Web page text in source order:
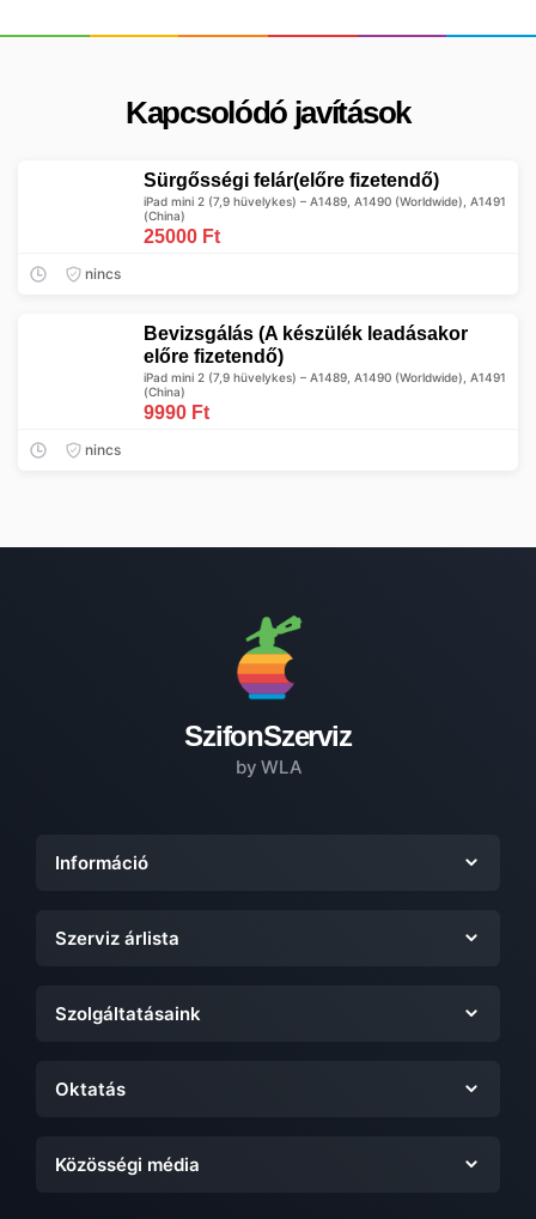
Kapcsolódó javítások
Sürgősségi felár(előre fizetendő)
iPad mini 2 (7,9 hüvelykes) – A1489, A1490 (Worldwide), A1491
(China)
25000 Ft
nincs
Bevizsgálás (A készülék leadásakor
előre fizetendő)
iPad mini 2 (7,9 hüvelykes) – A1489, A1490 (Worldwide), A1491
(China)
9990 Ft
nincs
SzifonSzerviz
by WLA
Információ
Szerviz árlista
Szolgáltatásaink
Oktatás
Közösségi média